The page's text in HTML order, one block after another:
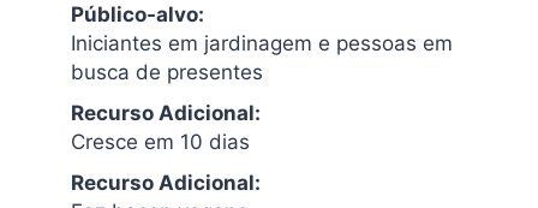
Público-alvo:
Iniciantes em jardinagem e pessoas em
busca de presentes
Recurso Adicional:
Cresce em 10 dias
Recurso Adicional: